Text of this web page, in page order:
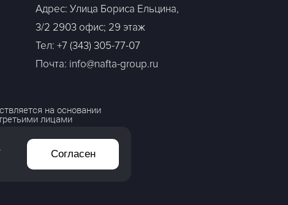
Адрес: Улица Бориса Ельцина,
3/2 2903 офис; 29 этаж
Тел: +7 (343) 305-77-07
Почта: info@nafta-group.ru
на основании
лицами
Согласен